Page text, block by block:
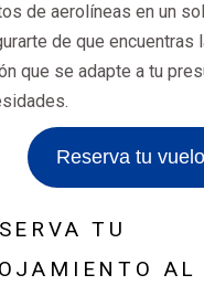
de aerolíneas en un
de que encuentras
que se adapte a tu
Reserva tu vuelo
TU
AL